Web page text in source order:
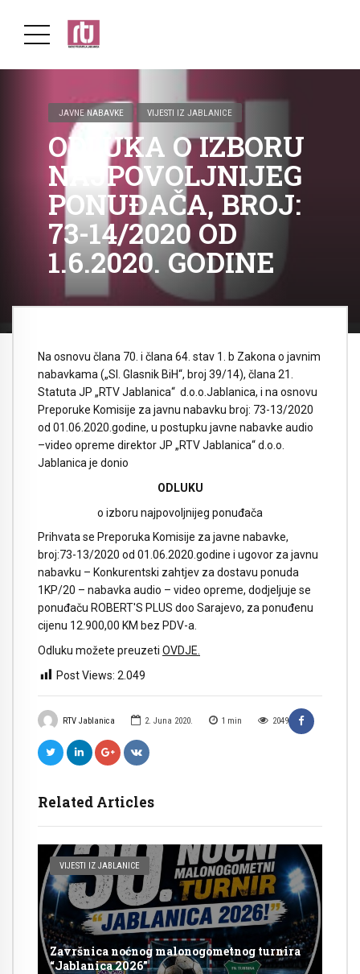
JAVNE NABAVKE VIJESTI IZ JABLANICE
ODLUKA O IZBORU
NAJPOVOLJNIJEG
PONUĐAČA, BROJ:
73-14/2020 OD
1.6.2020. GODINE
RTV Jablanica 2. Juna 2020. 1 min 2049
Related Articles
VIJESTI IZ JABLANICE
Završnica noćnog malonogometnog turnira
“Jablanica 2026”
Na osnovu člana 70. i člana 64. stav 1. b Zakona o javnim
nabavkama („Sl. Glasnik BiH“, broj 39/14), člana 21.
Statuta JP „RTV Jablanica“ d.o.o.Jablanica, i na osnovu
Preporuke Komisije za javnu nabavku broj: 73-13/2020
od 01.06.2020.godine, u postupku javne nabavke audio
–video opreme direktor JP „RTV Jablanica“ d.o.o.
Jablanica je donio
ODLUKU
o izboru najpovoljnijeg ponuđača
Prihvata se Preporuka Komisije za javne nabavke,
broj:73-13/2020 od 01.06.2020.godine i ugovor za javnu
nabavku – Konkurentski zahtjev za dostavu ponuda
1KP/20 – nabavka audio – video opreme, dodjeljuje se
ponuđaču ROBERT'S PLUS doo Sarajevo, za ponuđenu
cijenu 12.900,00 KM bez PDV-a.
Odluku možete preuzeti OVDJE.
Post Views: 2.049